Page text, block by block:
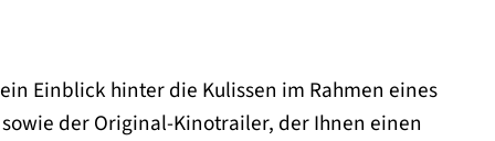
Einblick hinter die Kulissen im Rahmen eines
der Original-Kinotrailer, der Ihnen einen